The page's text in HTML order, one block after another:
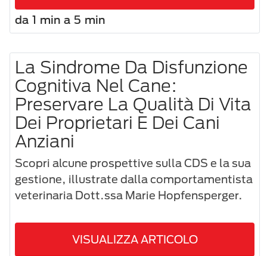
da 1 min a 5 min
La Sindrome Da Disfunzione
Cognitiva Nel Cane:
Preservare La Qualità Di Vita
Dei Proprietari E Dei Cani
Anziani
Scopri alcune prospettive sulla CDS e la sua
gestione, illustrate dalla comportamentista
veterinaria Dott.ssa Marie Hopfensperger.
VISUALIZZA ARTICOLO